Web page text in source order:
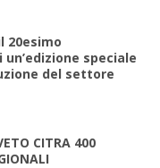
20esimo
speciale
del settore
CITRA 400